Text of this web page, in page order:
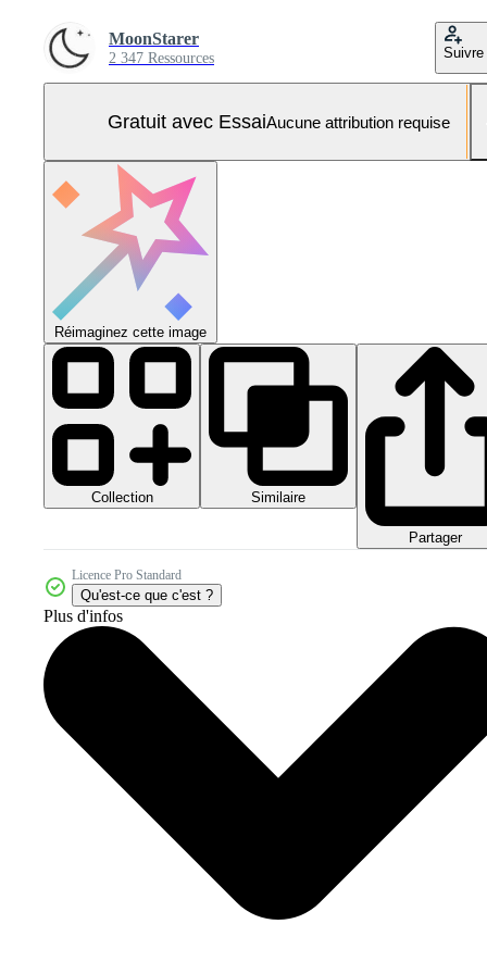
MoonStarer
2 347 Ressources Suivre
Gratuit avec EssaiAucune attribution requise
Réimaginez cette image
Collection Similaire
Partager
Licence Pro Standard
Qu'est-ce que c'est ?
Plus d'infos